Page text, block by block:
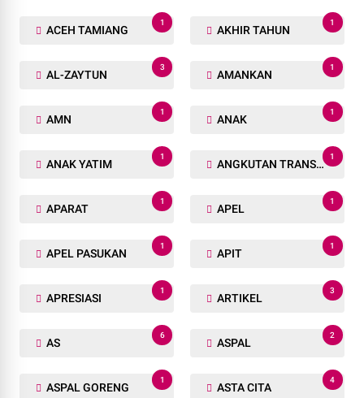
ACEH TAMIANG
1
AKHIR TAHUN
1
AL-ZAYTUN
3
AMANKAN
1
AMN
1
ANAK
1
ANAK YATIM
1
ANGKUTAN TRANSPORTASI
1
APARAT
1
APEL
1
APEL PASUKAN
1
APIT
1
APRESIASI
1
ARTIKEL
3
AS
6
ASPAL
2
ASPAL GORENG
1
ASTA CITA
4